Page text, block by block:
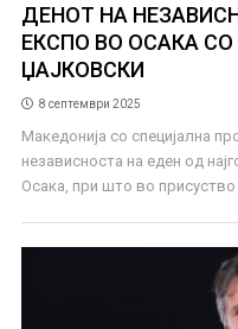
ДЕНОТ НА
ЕКСПО ВО ОСАКА
ЏАЈКОВСКИ
8 септември 2025
Македонија со специјална
независноста на еден од
Осака, при што во присуство